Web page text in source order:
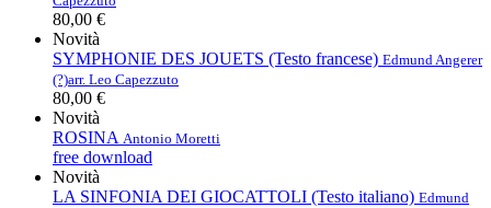
80,00 €
Novità
SYMPHONIE DES JOUETS (Testo francese) Edmund Angerer
(?)arr. Leo Capezzuto
80,00 €
Novità
ROSINA Antonio Moretti
free download
Novità
LA SINFONIA DEI GIOCATTOLI (Testo italiano) Edmund